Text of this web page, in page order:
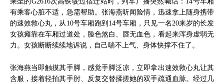
有乘客心脏不适，急需帮助。张海燕听闻险情，迅速拿上随身携带
的速效救心丸，从10号车厢跑到14号车厢，只见一名20来岁的长发
女孩瘫靠在车厢过道处，脸色煞白、唇无血色，看起来浑身虚弱无
力。女孩断断续续地诉说，自己喘不上气、身体快撑不住了。
张海燕当即触摸其手脚，感觉手脚泛凉，立即拿出速效救心丸让其
含服，接着轻拍其手肘、反复交替揉搓她的双手疏通血脉。经过几